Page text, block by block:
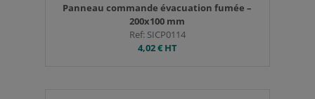
Panneau commande évacuation fumée –
200x100 mm
Ref: SICP0114
4,02 €HT